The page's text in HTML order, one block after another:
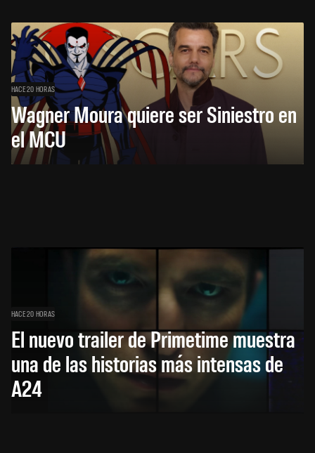
HACE 20 HORAS
Wagner Moura quiere ser Siniestro en
el MCU
HACE 20 HORAS
El nuevo trailer de Primetime muestra
una de las historias más intensas de
A24